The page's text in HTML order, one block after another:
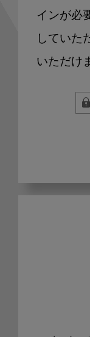
インが必
していた
いただけ